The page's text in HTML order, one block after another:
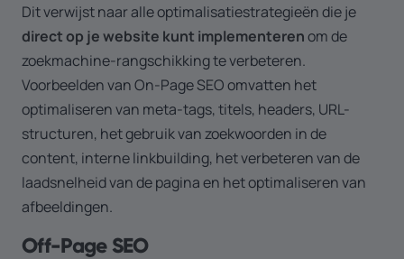
Dit verwijst naar alle optimalisatiestrategieën die je
direct op je website kunt implementerenom de
zoekmachine-rangschikking te verbeteren.
Voorbeelden van On-Page SEO omvatten het
optimaliseren van meta-tags, titels, headers, URL-
structuren, het gebruik van zoekwoorden in de
content, interne linkbuilding, het verbeteren van de
laadsnelheid van de pagina en het optimaliseren van
afbeeldingen.
Off-Page SEO